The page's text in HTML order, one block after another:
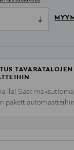
TAVARATALOJEN
Saat